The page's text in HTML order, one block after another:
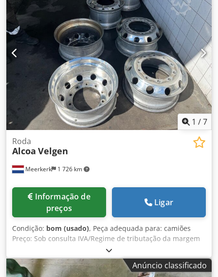
1 /7
Meerkerk 1 726 km
Roda
Alcoa Velgen
preços
Ligar
Condição: bom (usado), Peça adequada para: camiões
Preço: Sob consulta IVA/Regime de tributação da margem
de lucro: IVA dedutível Número de referência: 892523DB
Dsdpfx Aljztix Tsxskr
Anúncio classificado